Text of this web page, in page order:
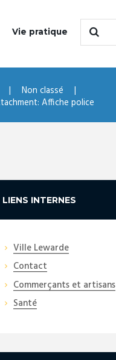
Vie pratique
Non classé
Affiche police
LIENS INTERNES
Ville Lewarde
Contact
Commerçants et artisans
Santé